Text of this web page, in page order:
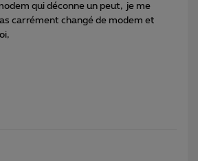
qui déconne un peut, je me
carrément changé de modem et